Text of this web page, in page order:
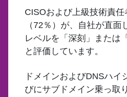
CISOおよび上級技術責任
（72％）が、自社が直面
レベルを「深刻」または
と評価しています。
ドメインおよびDNSハイ
びにサブドメイン乗っ取